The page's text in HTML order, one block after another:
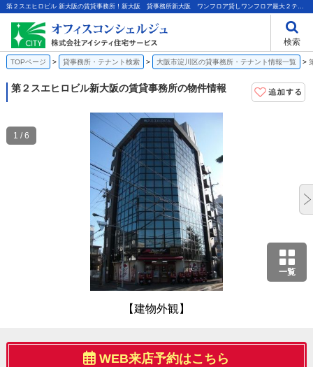
検索
第２スエヒロビル 新大阪の賃貸事務所！新大阪 貸事務所新大阪 ワンフロア貸しワンフロア最大２テナントリニューアルオフィス新大阪駅近オフィス｜株式会社アイシティ住宅サービス
TOPページ 貸事務所・テナント検索 大阪市淀川区の貸事務所・テナント情報一覧
第２スエヒロビル新大阪の賃貸事務所の物件情報
一覧
【建物外観】
1 / 6
WEB来店予約はこちら